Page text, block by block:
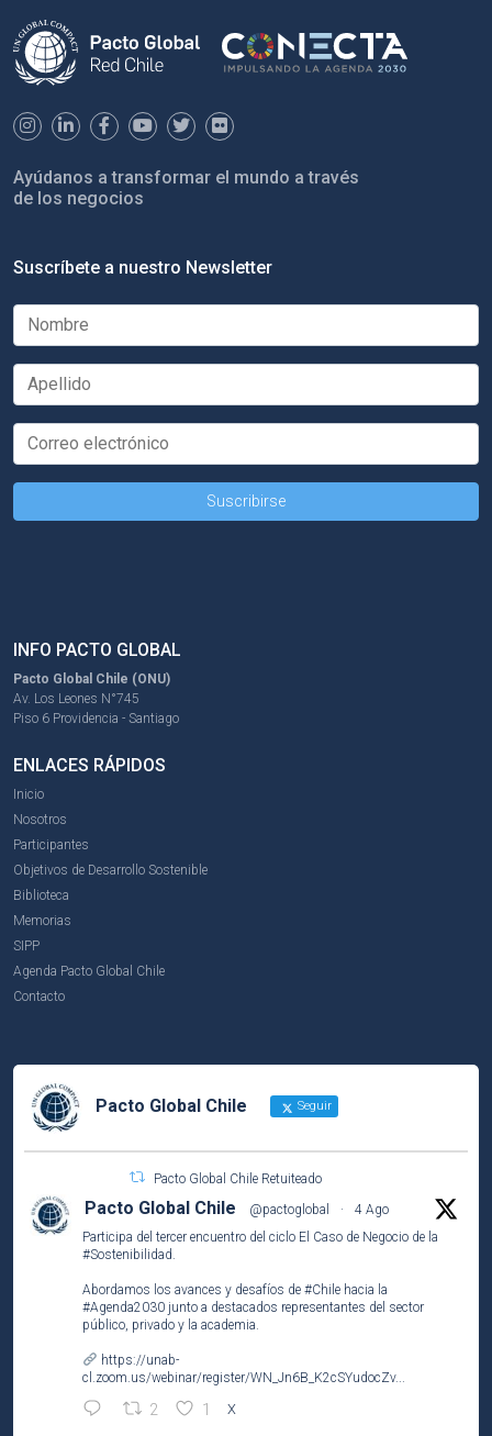
Ayúdanos a transformar el mundo a través
de los negocios
Suscríbete a nuestro Newsletter
INFO PACTO GLOBAL
Pacto Global Chile (ONU)
Av. Los Leones N°745
Piso 6 Providencia - Santiago
ENLACES RÁPIDOS
Inicio
Nosotros
Participantes
Objetivos de Desarrollo Sostenible
Biblioteca
Memorias
SIPP
Agenda Pacto Global Chile
Contacto
Pacto Global Chile Seguir
Pacto Global Chile Retuiteado
Pacto Global Chile @pactoglobal ·
4 Ago
Participa del tercer encuentro del ciclo El Caso de Negocio de la
#Sostenibilidad
Abordamos los avances y desafíos de #Chile hacia la
#Agenda2030 junto a destacados representantes del sector
público, privado y la academia.
https://unab-
cl.zoom.us/webinar/register/WN_Jn6B_K2cSYudocZv...
2 1 X